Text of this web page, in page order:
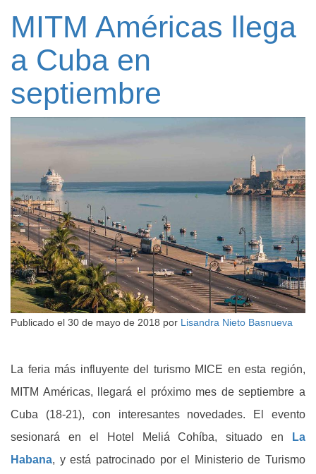
MITM Américas llega
a Cuba en
septiembre
Publicado el 30 de mayo de 2018 por Lisandra Nieto Basnueva
La feria más influyente del turismo MICE en esta región,
MITM Américas, llegará el próximo mes de septiembre a
Cuba (18-21), con interesantes novedades. El evento
sesionará en el Hotel Meliá Cohíba, situado en
La
Habana, y está patrocinado por el Ministerio de Turismo